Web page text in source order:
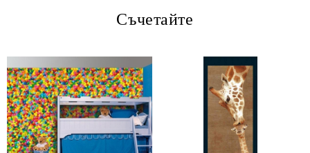
Ние ще се свържем с вас в рамките на работния ден.
Съчетайте